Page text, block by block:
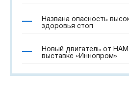
Названа опасность
здоровья стоп
Новый двигатель от
выставке «Иннопром»